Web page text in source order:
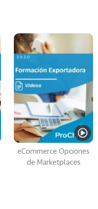
eCommerce Opciones
de Marketplaces